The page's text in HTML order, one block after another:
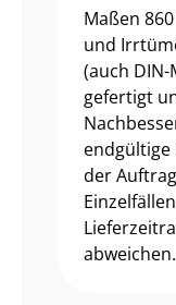
Maßen
und
(auch
gefertigt
endgültige
der
abweichen.